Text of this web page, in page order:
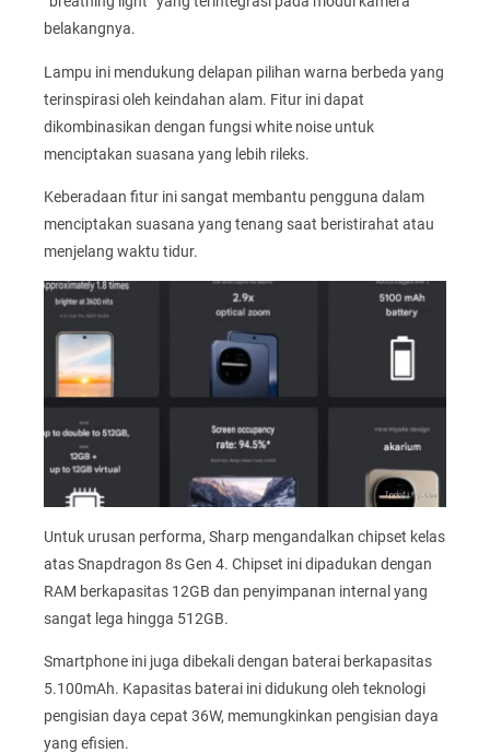
belakangnya.
Lampu ini mendukung delapan pilihan warna berbeda yang
terinspirasi oleh keindahan alam. Fitur ini dapat
dikombinasikan dengan fungsi white noise untuk
menciptakan suasana yang lebih rileks.
Keberadaan fitur ini sangat membantu pengguna dalam
menciptakan suasana yang tenang saat beristirahat atau
menjelang waktu tidur.
Untuk urusan performa, Sharp mengandalkan chipset kelas
atas Snapdragon 8s Gen 4. Chipset ini dipadukan dengan
RAM berkapasitas 12GB dan penyimpanan internal yang
sangat lega hingga 512GB.
Smartphone ini juga dibekali dengan baterai berkapasitas
5.100mAh. Kapasitas baterai ini didukung oleh teknologi
pengisian daya cepat 36W, memungkinkan pengisian daya
yang efisien.